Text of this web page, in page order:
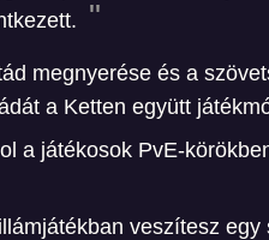
megnyerése és a
a Ketten együtt
a játékosok PvE-
veszítesz